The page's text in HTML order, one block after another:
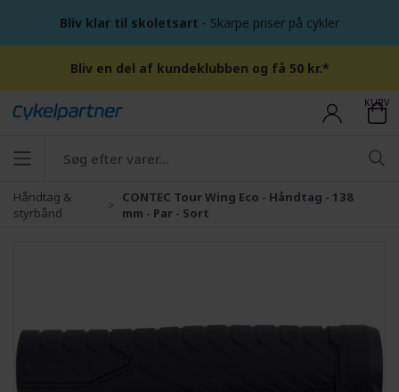
Bliv klar til skoletsart - Skarpe priser på cykler
Bliv en del af kundeklubben og få 50 kr.*
KURV
Håndtag &
styrbånd
CONTEC Tour Wing Eco - Håndtag - 138
mm - Par - Sort